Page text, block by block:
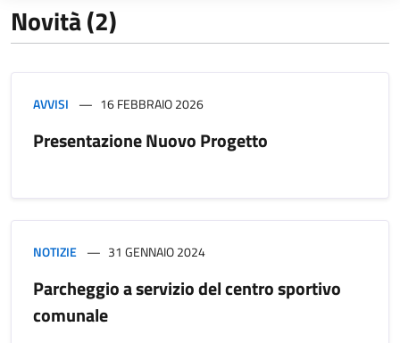
Novità (2)
AVVISI 16 FEBBRAIO 2026
Presentazione Nuovo Progetto
NOTIZIE 31 GENNAIO 2024
Parcheggio a servizio del centro sportivo
comunale